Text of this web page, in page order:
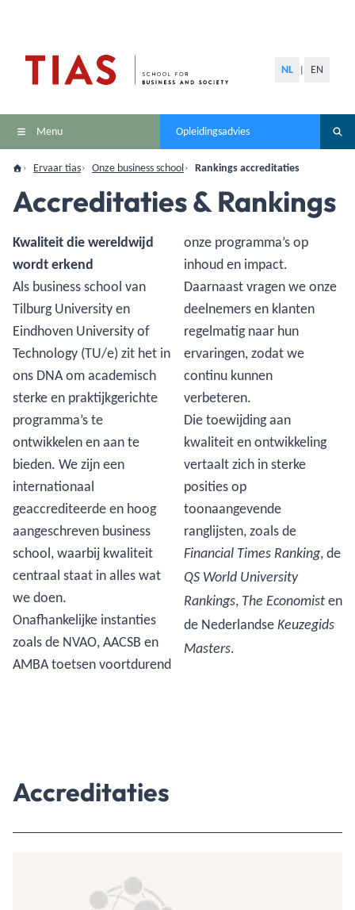
NL EN
Menu Opleidingsadvies
Ervaar tias Onze business school Rankings accreditaties
Accreditaties & Rankings
Kwaliteit die wereldwijd
wordt erkend
Als business school van
Tilburg University en
Eindhoven University of
Technology (TU/e) zit het in
ons DNA om academisch
sterke en praktijkgerichte
programma’s te
ontwikkelen en aan te
bieden. We zijn een
internationaal
geaccrediteerde en hoog
aangeschreven business
school, waarbij kwaliteit
centraal staat in alles wat
we doen.
Onafhankelijke instanties
zoals de NVAO, AACSB en
AMBA toetsen voortdurend
onze programma’s op
inhoud en impact.
Daarnaast vragen we onze
deelnemers en klanten
regelmatig naar hun
ervaringen, zodat we
continu kunnen
verbeteren.
Die toewijding aan
kwaliteit en ontwikkeling
vertaalt zich in sterke
posities op
toonaangevende
ranglijsten, zoals de
Financial Times Ranking, de
QS World University
Rankings, The Economist en
de Nederlandse Keuzegids
Masters.
Accreditaties